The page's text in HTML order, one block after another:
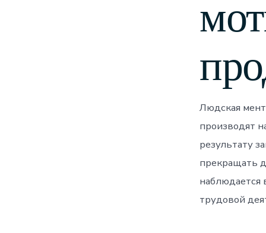
Людская
производят
результату
прекращать
наблюдается
трудовой